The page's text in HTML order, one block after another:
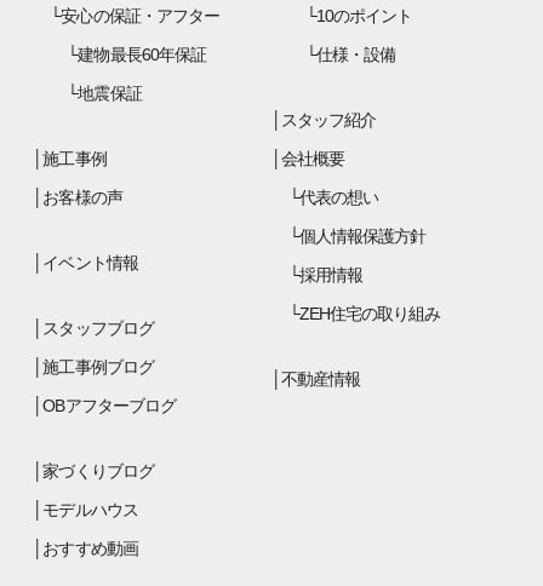
安心の保証・アフター
建物最長60年保証
地震保証
施工事例
お客様の声
イベント情報
スタッフブログ
施工事例ブログ
OBアフターブログ
家づくりブログ
モデルハウス
おすすめ動画
10のポイント
仕様・設備
スタッフ紹介
会社概要
代表の想い
個人情報保護方針
採用情報
ZEH住宅の取り組み
不動産情報